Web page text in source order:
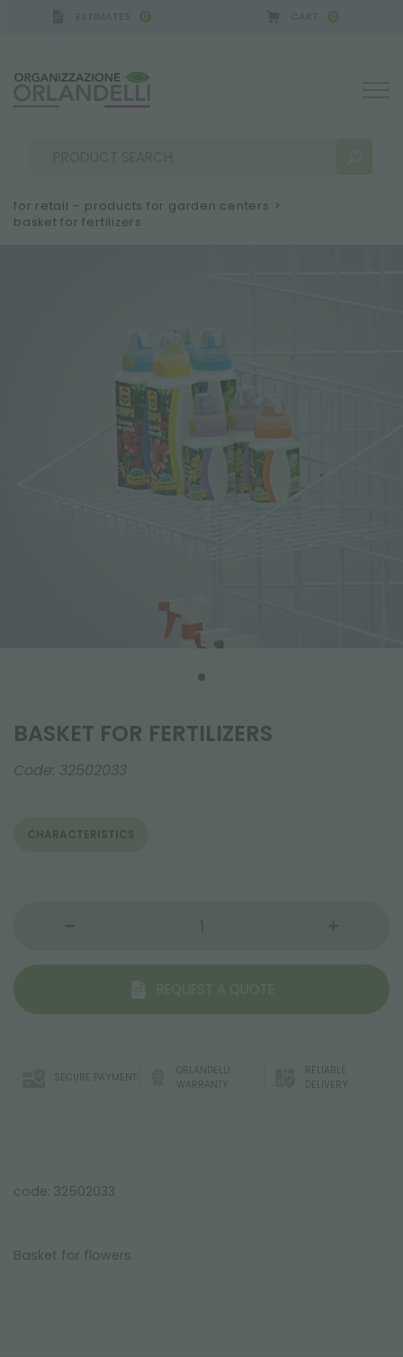
0 0
MORE RESULTS FOR YOU:
for retail – products for garden centers >
basket for fertilizers
BASKET FOR FERTILIZERS
Code: 32502033
CHARACTERISTICS
REQUEST A QUOTE
SECURE PAYMENT
ORLANDELLI
WARRANTY
RELIABLE
DELIVERY
code: 32502033
Basket for flowers